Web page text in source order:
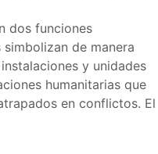
dos funciones
de manera
y unidades
humanitarias que
en conflictos. El